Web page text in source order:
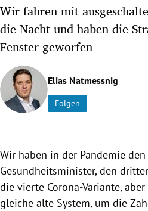
Untermenü
Untermenü
Untermenü
Untermenü
Untermenü
Wir fahren mit
die Nacht und haben die
Fenster geworfen
Elias Natmessnig
Folgen
Wir haben in der Pandemie
Gesundheitsminister, den
die vierte Corona-Variante,
gleiche alte System, um die